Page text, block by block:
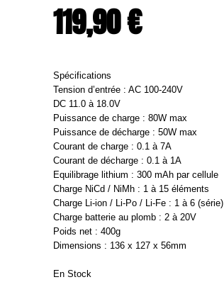
119,90 €Prix
Spécifications
Tension d’entrée : AC 100-240V
DC 11.0 à 18.0V
Puissance de charge : 80W max
Puissance de décharge : 50W max
Courant de charge : 0.1 à 7A
Courant de décharge : 0.1 à 1A
Equilibrage lithium : 300 mAh par cellule
Charge NiCd / NiMh : 1 à 15 éléments
Charge Li-ion / Li-Po / Li-Fe : 1 à 6 (série)
Charge batterie au plomb : 2 à 20V
Poids net : 400g
Dimensions : 136 x 127 x 56mm
En Stock